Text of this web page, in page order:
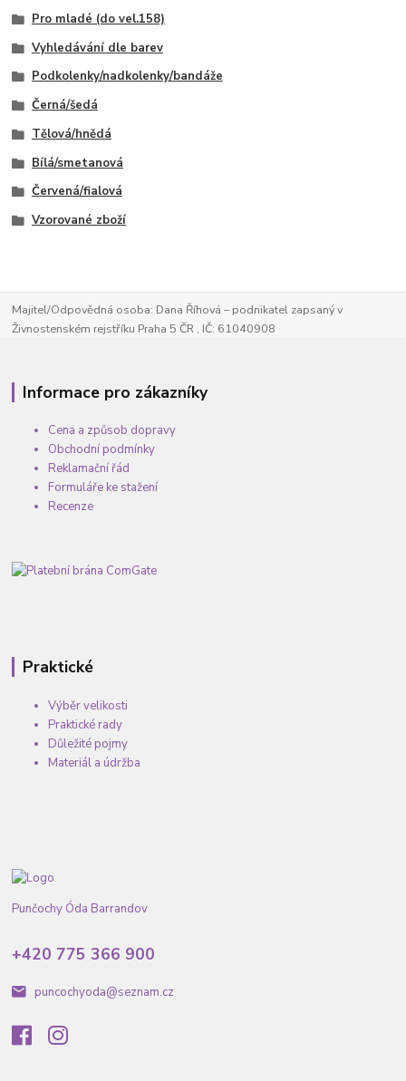
Pro mladé (do vel.158)
Vyhledávání dle barev
Podkolenky/nadkolenky/bandáže
Černá/šedá
Tělová/hnědá
Bílá/smetanová
Červená/fialová
Vzorované zboží
Majitel/Odpovědná osoba: Dana Říhová – podnikatel zapsaný v
Živnostenském rejstříku Praha 5 ČR , IČ: 61040908
Informace pro zákazníky
Cena a způsob dopravy
Obchodní podmínky
Reklamační řád
Formuláře ke stažení
Recenze
Praktické
Výběr velikosti
Praktické rady
Důležité pojmy
Materiál a údržba
Punčochy Óda Barrandov
+420 775 366 900
puncochyoda@seznam.cz